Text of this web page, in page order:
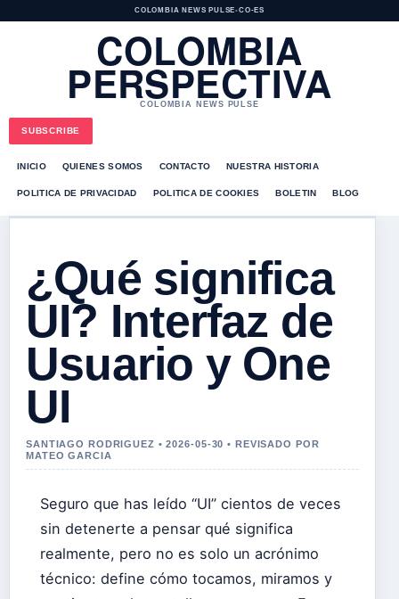
COLOMBIA NEWS PULSE•CO-ES
COLOMBIA
PERSPECTIVA
COLOMBIA NEWS PULSE
SUBSCRIBE
INICIO QUIENES SOMOS CONTACTO NUESTRA HISTORIA
POLITICA DE PRIVACIDAD POLITICA DE COOKIES BOLETIN BLOG
¿Qué significa
UI? Interfaz de
Usuario y One
UI
SANTIAGO RODRIGUEZ • 2026-05-30 • REVISADO POR
MATEO GARCIA
Seguro que has leído “UI” cientos de veces
sin detenerte a pensar qué significa
realmente, pero no es solo un acrónimo
técnico: define cómo tocamos, miramos y